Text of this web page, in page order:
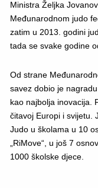
Ministra Željka
Međunarodnom judo
zatim u 2013. godini
tada se svake godine
Od strane
savez dobio je
kao najbolja inovacija.
čitavoj Europi i svijetu.
Judo u školama u 10
„RiMove“, u još 7
1000 školske djece.